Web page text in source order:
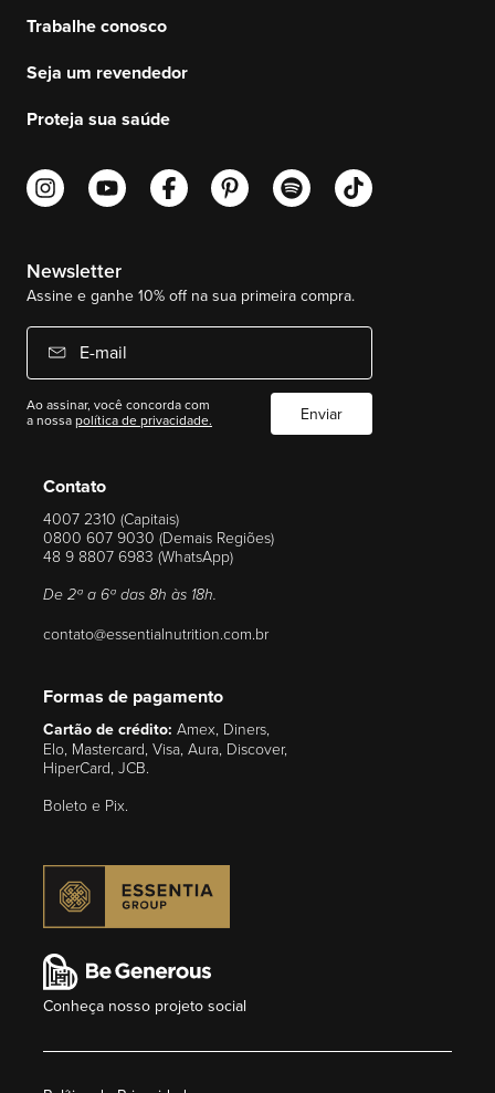
Contato
4007 2310 (Capitais)
0800 607 9030 (Demais Regiões)
48 9 8807 6983 (WhatsApp)
De 2ª a 6ª das 8h às 18h.
contato@essentialnutrition.com.br
Formas de pagamento
Cartão de crédito: Amex, Diners,
Elo, Mastercard, Visa, Aura, Discover,
HiperCard, JCB.
Boleto e Pix.
Trabalhe conosco
Seja um revendedor
Proteja sua saúde
Newsletter
Assine e ganhe 10% off na sua primeira compra.
E-mail
Ao assinar, você concorda com
a nossapolítica de privacidade. Enviar
Conheça nosso projeto social